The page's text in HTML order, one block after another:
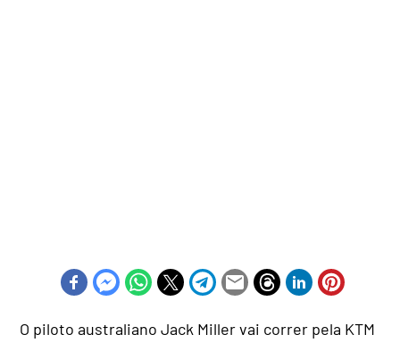
O piloto australiano Jack Miller vai correr pela KTM